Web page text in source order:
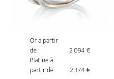
Or à partir
de
2 094 €
Platine à
partir de
2 374 €